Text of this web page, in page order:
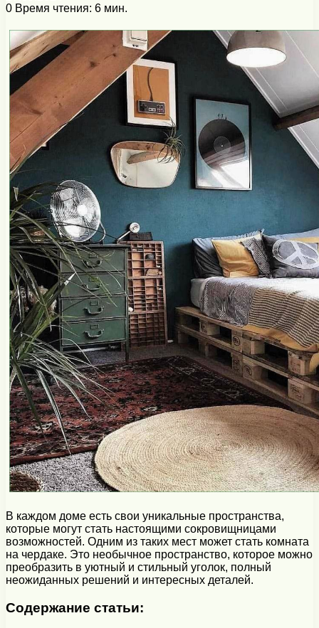
0 Время чтения: 6 мин.
В каждом доме есть свои уникальные пространства,
которые могут стать настоящими сокровищницами
возможностей. Одним из таких мест может стать комната
на чердаке. Это необычное пространство, которое можно
преобразить в уютный и стильный уголок, полный
неожиданных решений и интересных деталей.
Содержание статьи: